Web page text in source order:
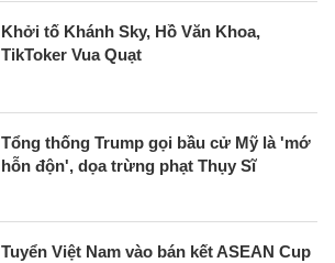
Khởi tố Khánh Sky, Hồ Văn Khoa,
TikToker Vua Quạt
Tổng thống Trump gọi bầu cử Mỹ là 'mớ
hỗn độn', dọa trừng phạt Thụy Sĩ
Tuyển Việt Nam vào bán kết ASEAN Cup